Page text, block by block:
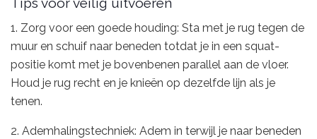
1. Zorg voor een goede houding: Sta met je rug tegen de
muur en schuif naar beneden totdat je in een squat-
positie komt met je bovenbenen parallel aan de vloer.
Houd je rug recht en je knieën op dezelfde lijn als je
tenen.
2. Ademhalingstechniek: Adem in terwijl je naar beneden